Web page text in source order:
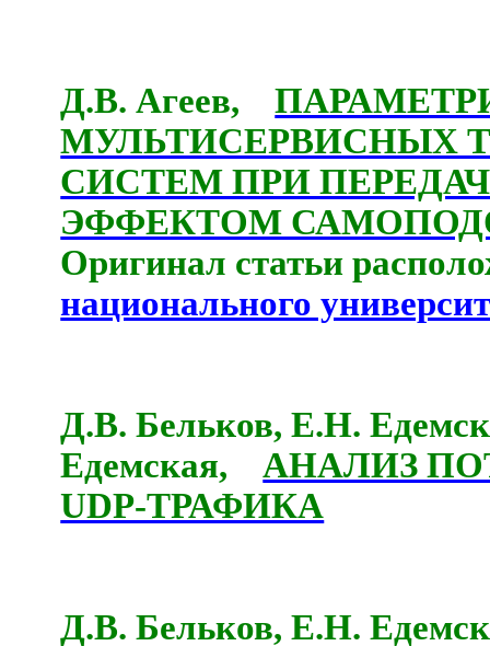
Д.В. Агеев,
МУЛЬТИСЕРВИСНЫХ
СИСТЕМ ПРИ
ЭФФЕКТОМ
Оригинал статьи
национального
Д.В. Бельков, Е.Н.
Едемская,
АНАЛИЗ
UDP-ТРАФИКА
Д.В. Бельков, Е.Н.